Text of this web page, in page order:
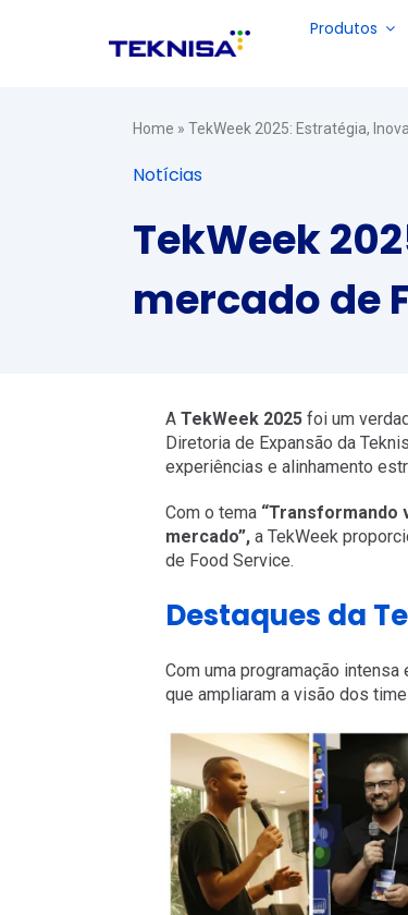
Produtos
Soluções
de
cardápio,
estoque,
fiscal e
vendas e
retaguarda
restaurantes
Serviços
Vídeos
Home » TekWeek 2025: Estratégia,
Notícias
TekWeek
mercado de
A TekWeek 2025foi um
Diretoria de Expansão da
experiências e alinhamento
Com o tema “Transformando
mercado”,a TekWeek
de Food Service.
Destaques da
Com uma programação
que ampliaram a visão dos